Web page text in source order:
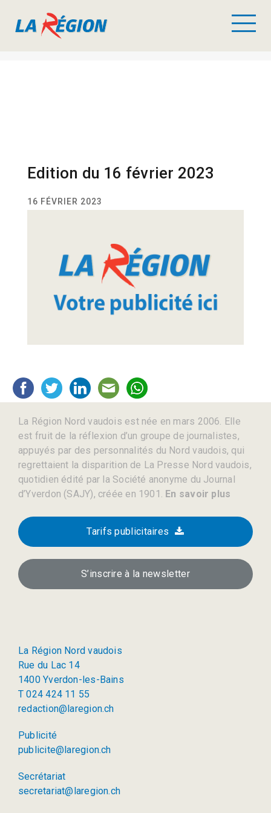
Edition du 16 février 2023
16 FÉVRIER 2023
La Région Nord vaudois est née en mars 2006. Elle
est fruit de la réflexion d’un groupe de journalistes,
appuyés par des personnalités du Nord vaudois, qui
regrettaient la disparition de La Presse Nord vaudois,
quotidien édité par la Société anonyme du Journal
d’Yverdon (SAJY), créée en 1901. En savoir plus
Tarifs publicitaires
S’inscrire à la newsletter
La Région Nord vaudois
Rue du Lac 14
1400 Yverdon-les-Bains
T 024 424 11 55
redaction@laregion.ch
Publicité
publicite@laregion.ch
Secrétariat
secretariat@laregion.ch